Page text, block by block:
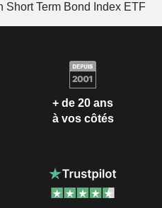
Term Bond Index ETF
+ de 20 ans
à vos côtés